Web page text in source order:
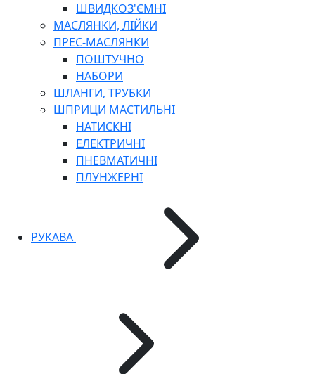
ШВИДКОЗ'ЄМНІ
МАСЛЯНКИ, ЛІЙКИ
ПРЕС-МАСЛЯНКИ
ПОШТУЧНО
НАБОРИ
ШЛАНГИ, ТРУБКИ
ШПРИЦИ МАСТИЛЬНІ
НАТИСКНІ
ЕЛЕКТРИЧНІ
ПНЕВМАТИЧНІ
ПЛУНЖЕРНІ
РУКАВА